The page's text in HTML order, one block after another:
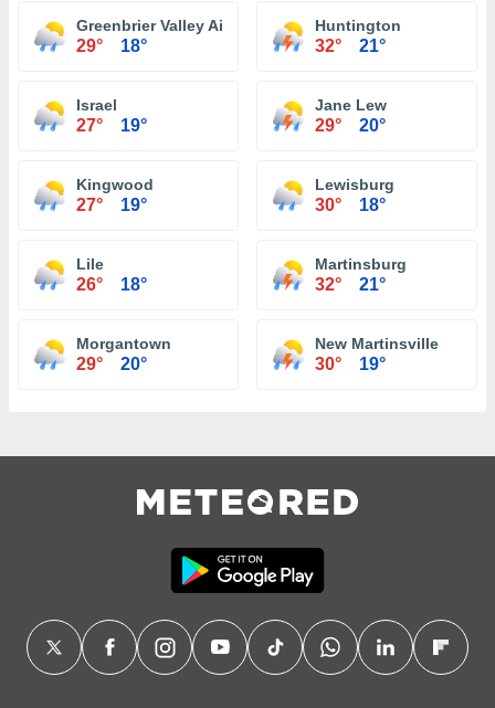
Greenbrier Valley Airport
29° 18°
Huntington
32° 21°
Israel
27° 19°
Jane Lew
29° 20°
Kingwood
27° 19°
Lewisburg
30° 18°
Lile
26° 18°
Martinsburg
32° 21°
Morgantown
29° 20°
New Martinsville
30° 19°